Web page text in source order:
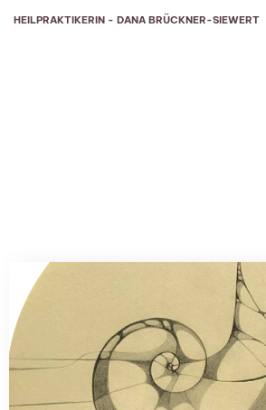
HEILPRAKTIKERIN - DANA BRÜCKNER-SIEWERT